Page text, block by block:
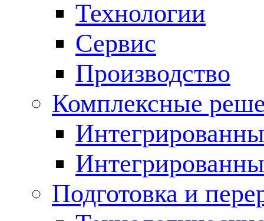
Технологии
Сервис
Производство
Комплексные
Подготовка и